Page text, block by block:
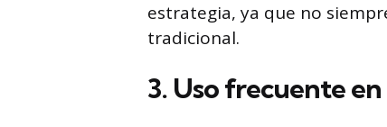
estrategia, ya que no
tradicional.
3. Uso frecuente